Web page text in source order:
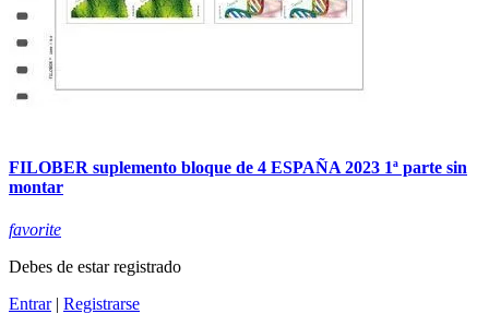
FILOBER suplemento bloque de 4 ESPAÑA 2023 1ª parte sin
montar
favorite
Debes de estar registrado
Entrar| Registrarse